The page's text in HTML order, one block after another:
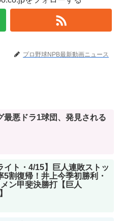
プロ野球NPB最新動画ニュース
最悪ドラ1球団、発見される
イト・4/15】巨人連敗ストッ
5割復帰！井上今季初勝利・
ン甲斐決勝打【巨人